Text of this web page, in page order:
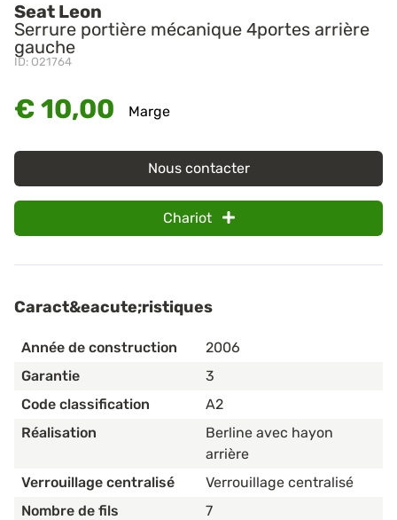
Seat Leon
Serrure portière mécanique 4portes arrière
gauche
ID: O21764
€ 10,00 Marge
Nous contacter
Chariot
Caract&eacute;ristiques
Année de construction
2006
Garantie
3
Code classification
A2
Réalisation
Berline avec hayon
arrière
Verrouillage centralisé
Verrouillage centralisé
Nombre de fils
7